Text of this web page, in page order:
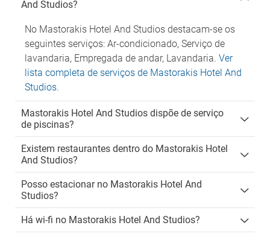
And Studios?
No Mastorakis Hotel And Studios destacam-se os
seguintes serviços: Ar-condicionado, Serviço de
lavandaria, Empregada de andar, Lavandaria. Ver
lista completa de serviços de Mastorakis Hotel And
Studios.
Mastorakis Hotel And Studios dispõe de serviço
de piscinas?
Existem restaurantes dentro do Mastorakis Hotel
And Studios?
Posso estacionar no Mastorakis Hotel And
Studios?
Há wi-fi no Mastorakis Hotel And Studios?